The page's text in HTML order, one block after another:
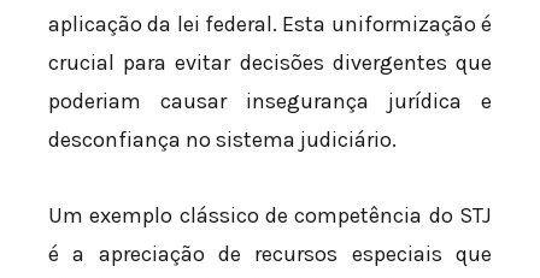
aplicação da lei federal. Esta uniformização é
crucial para evitar decisões divergentes que
poderiam causar insegurança jurídica e
desconfiança no sistema judiciário.
Um exemplo clássico de competência do STJ
é a apreciação de recursos especiais que